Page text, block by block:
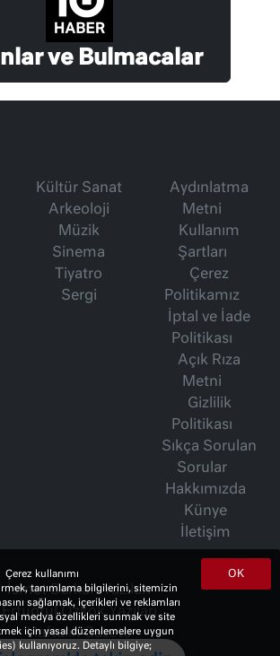
ve Bulmacalar
Kültür Sanat
Arkeoloji
Müzik
Sinema
Tiyatro
Sergi
Aydınlatma
Metni
Kullanım
Şartları
Çerez
Politikamız
İptal ve İade
Politikası
Açık Rıza
Metni
Gizlilik
Politikası
Sıkça Sorulan
Sorular
Hakkımızda
Künye
İletişim
İsmet Berkan Yazıları
Ertuğrul Özkök Yazıları
Haftalık Gazete
OK
Çerez kullanımı
tanımlama bilgilerini, sitemizin
sağlamak, içerikleri ve reklamları
medya özellikleri sunmak ve site
için yasal düzenlemelere uygun
kullanıyoruz. Detaylı bilgiye;